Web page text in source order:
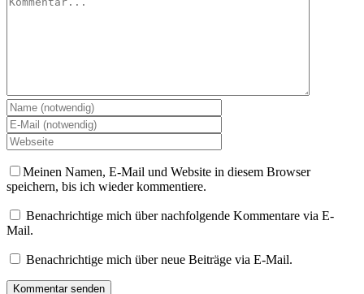
Meinen Namen, E-Mail und Website in diesem Browser
speichern, bis ich wieder kommentiere.
Benachrichtige mich über nachfolgende Kommentare via E-
Mail.
Benachrichtige mich über neue Beiträge via E-Mail.